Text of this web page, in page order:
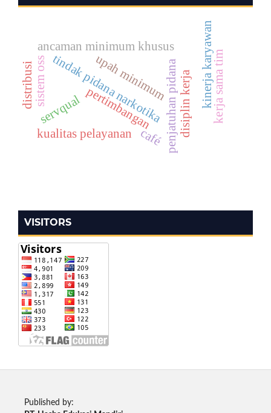
penjatuhan pidana
ancaman minimum khusus
tindak pidana narkotika
pertimbangan disiplin kerjakinerja karyawan
sistem oss upah minimum kerja sama tim
kualitas pelayanan
servqual
café
distribusi
VISITORS
Published by: